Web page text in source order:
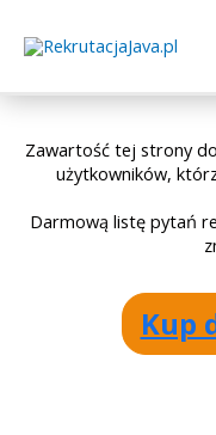
Zawartość tej strony
użytkowników,
Darmową listę pytań
Kup